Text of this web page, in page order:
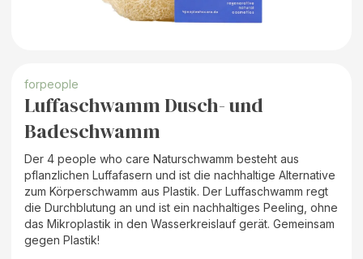
forpeople
Luffaschwamm Dusch- und
Badeschwamm
Der 4 people who care Naturschwamm besteht aus
pflanzlichen Luffafasern und ist die nachhaltige Alternative
zum Körperschwamm aus Plastik. Der Luffaschwamm regt
die Durchblutung an und ist ein nachhaltiges Peeling, ohne
das Mikroplastik in den Wasserkreislauf gerät. Gemeinsam
gegen Plastik!